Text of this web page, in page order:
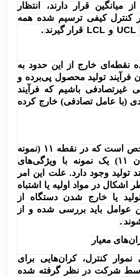
میانگین قرار دارند، انتظار
کنترل کیفی ترسیم شده همه
UCL و LCL‌ قرار گیرند .
نقطه‌ای خارج از این حدود به
فرآیند تولید محصول پی‌برده و
غیرتصادفی باشیم که فرآیند
(با عامل تصادفی) خارج کرده
در تصویر بالا مشخص است که در نقطه ۱۱ (نمونه
شماره ۱۱ یا زمان ۱۱) یک نمونه با ویژگی‌های
تولید وجود دارد. علت این امر
در مواد اولیه یا اشتباه
یا خارج شدن دستگاه از
عوامل باید بررسی شده و از
.
معیار
کنترل، کران‌هایی برای
شرکت در نظر گرفته شده